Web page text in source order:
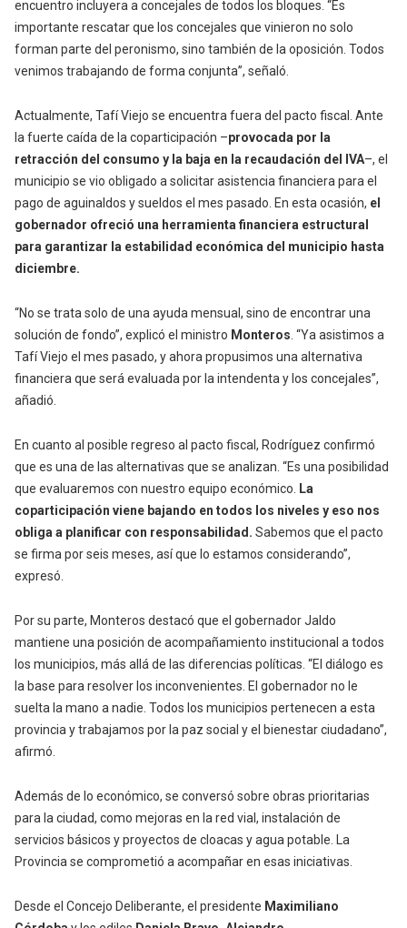
encuentro incluyera a concejales de todos los bloques. “Es
importante rescatar que los concejales que vinieron no solo
forman parte del peronismo, sino también de la oposición. Todos
venimos trabajando de forma conjunta”, señaló.
Actualmente, Tafí Viejo se encuentra fuera del pacto fiscal. Ante
la fuerte caída de la coparticipación –provocada por la
retracción del consumo y la baja en la recaudación del IVA–, el
municipio se vio obligado a solicitar asistencia financiera para el
pago de aguinaldos y sueldos el mes pasado. En esta ocasión, el
gobernador ofreció una herramienta financiera estructural
para garantizar la estabilidad económica del municipio hasta
diciembre.
“No se trata solo de una ayuda mensual, sino de encontrar una
solución de fondo”, explicó el ministro Monteros. “Ya asistimos a
Tafí Viejo el mes pasado, y ahora propusimos una alternativa
financiera que será evaluada por la intendenta y los concejales”,
añadió.
En cuanto al posible regreso al pacto fiscal, Rodríguez confirmó
que es una de las alternativas que se analizan. “Es una posibilidad
que evaluaremos con nuestro equipo económico. La
coparticipación viene bajando en todos los niveles y eso nos
obliga a planificar con responsabilidad. Sabemos que el pacto
se firma por seis meses, así que lo estamos considerando”,
expresó.
Por su parte, Monteros destacó que el gobernador Jaldo
mantiene una posición de acompañamiento institucional a todos
los municipios, más allá de las diferencias políticas. “El diálogo es
la base para resolver los inconvenientes. El gobernador no le
suelta la mano a nadie. Todos los municipios pertenecen a esta
provincia y trabajamos por la paz social y el bienestar ciudadano”,
afirmó.
Además de lo económico, se conversó sobre obras prioritarias
para la ciudad, como mejoras en la red vial, instalación de
servicios básicos y proyectos de cloacas y agua potable. La
Provincia se comprometió a acompañar en esas iniciativas.
Desde el Concejo Deliberante, el presidente Maximiliano